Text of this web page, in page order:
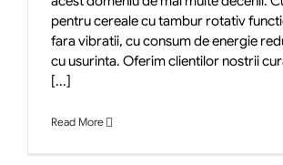
pentru cereale cu tambur rotativ
fara vibratii, cu consum de energie
cu usurinta. Oferim clientilor nostrii
[...]
Read More